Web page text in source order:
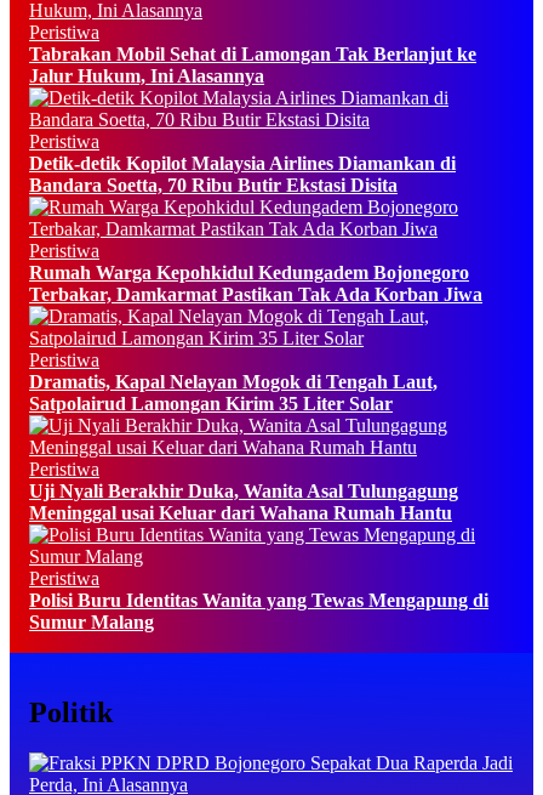
Peristiwa
Tabrakan Mobil Sehat di Lamongan Tak Berlanjut ke
Jalur Hukum, Ini Alasannya
Peristiwa
Detik-detik Kopilot Malaysia Airlines Diamankan di
Bandara Soetta, 70 Ribu Butir Ekstasi Disita
Peristiwa
Rumah Warga Kepohkidul Kedungadem Bojonegoro
Terbakar, Damkarmat Pastikan Tak Ada Korban Jiwa
Peristiwa
Dramatis, Kapal Nelayan Mogok di Tengah Laut,
Satpolairud Lamongan Kirim 35 Liter Solar
Peristiwa
Uji Nyali Berakhir Duka, Wanita Asal Tulungagung
Meninggal usai Keluar dari Wahana Rumah Hantu
Peristiwa
Polisi Buru Identitas Wanita yang Tewas Mengapung di
Sumur Malang
Politik